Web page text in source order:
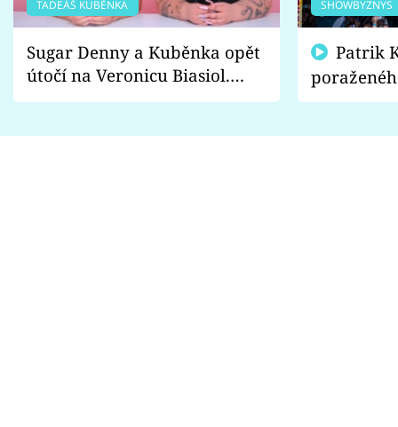
TADEÁŠ KUBĚNKA
Sugar Denny a Kuběnka opět
útočí na Veronicu Biasiol.
Proč je podle nich falešná a
SHOWBYZNYS
fanoušci